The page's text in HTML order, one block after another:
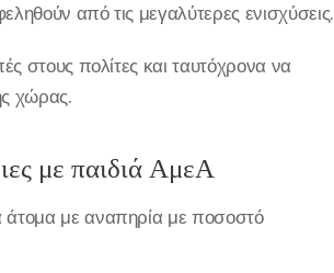
από τις μεγαλύτερες ενισχύσεις.
στους πολίτες και ταυτόχρονα να
χώρας.
με παιδιά ΑμεΑ
άτομα με αναπηρία με ποσοστό